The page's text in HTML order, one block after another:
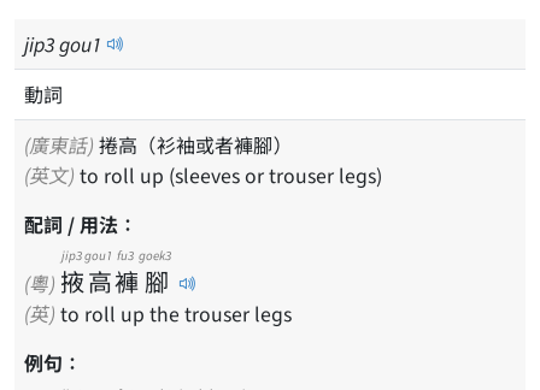
jip3gou1
動詞
(廣東話) 捲高（衫袖或者褲腳）
(英文) to roll up (sleeves or trouser legs)
配詞 / 用法：
(粵) 掖
jip3
高
gou1
褲
fu3
腳
goek3
(英) to roll up the trouser legs
例句：